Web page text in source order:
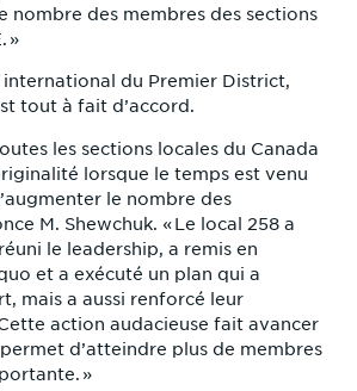
nombre des membres des sections
»
du Premier District,
tout à fait d’accord.
les sections locales du Canada
lorsque le temps est venu
le nombre des
M. Shewchuk. « Le local 258 a
le leadership, a remis en
et a exécuté un plan qui a
mais a aussi renforcé leur
action audacieuse fait avancer
d’atteindre plus de membres
»